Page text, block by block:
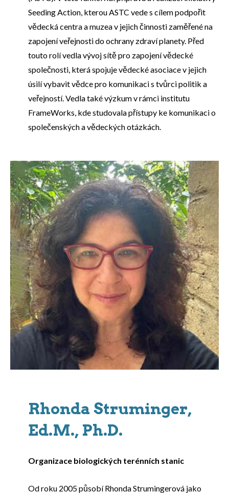
Seeding Action, kterou ASTC vede s cílem podpořit
vědecká centra a muzea v jejich činnosti zaměřené na
zapojení veřejnosti do ochrany zdraví planety. Před
touto rolí vedla vývoj sítě pro zapojení vědecké
společnosti, která spojuje vědecké asociace v jejich
úsilí vybavit vědce pro komunikaci s tvůrci politik a
veřejností. Vedla také výzkum v rámci institutu
FrameWorks, kde studovala přístupy ke komunikaci o
společenských a vědeckých otázkách.
Rhonda Struminger,
Ed.M., Ph.D.
Organizace biologických terénních stanic
Od roku 2005 působí Rhonda Strumingerová jako